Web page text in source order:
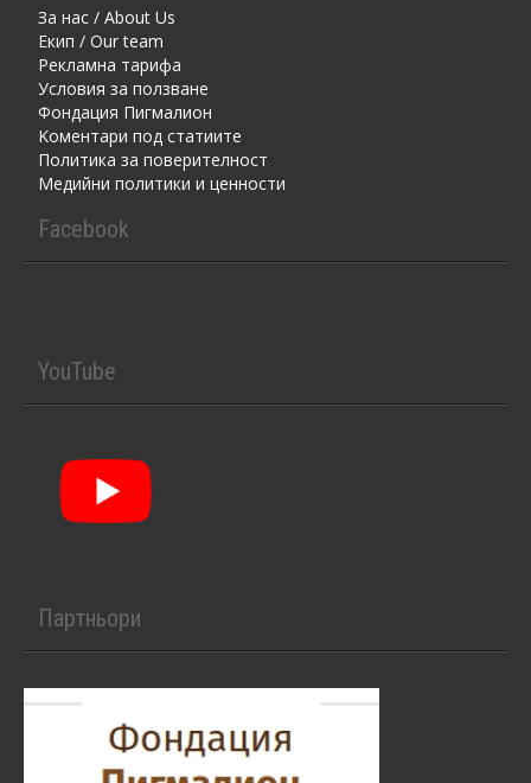
За нас / About Us
Екип / Our team
Рекламна тарифа
Условия за ползване
Фондация Пигмалион
Kоментaри под статиите
Политика за поверителност
Медийни политики и ценности
Facebook
YouTube
Партньори